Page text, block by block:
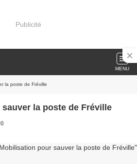
Publicité
MENU
la poste de Fréville
la poste de Fréville